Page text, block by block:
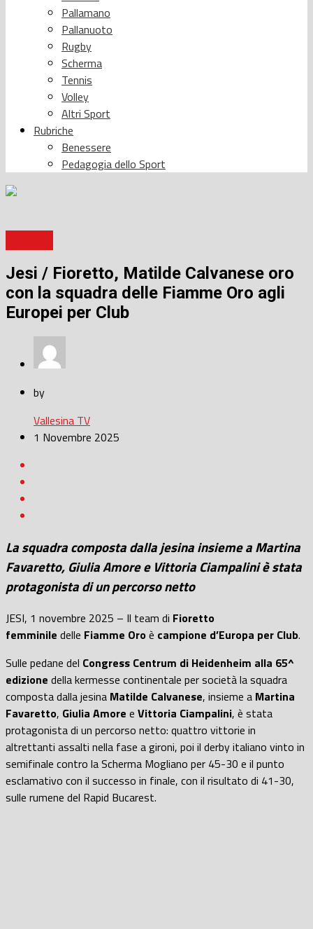
Pallamano
Pallanuoto
Rugby
Scherma
Tennis
Volley
Altri Sport
Rubriche
Benessere
Pedagogia dello Sport
Jesi / Fioretto, Matilde Calvanese oro
con la squadra delle Fiamme Oro agli
Europei per Club
by
Vallesina TV
1 Novembre 2025
La squadra composta dalla jesina insieme aMartina
Favaretto, Giulia AmoreeVittoria Ciampaliniè stata
protagonista di un percorso netto
JESI, 1 novembre 2025 – Il team di Fioretto
femminile delle Fiamme Oroè campione d’Europa per Club.
Sulle pedane del Congress Centrum di Heidenheim alla 65^
edizione della kermesse continentale per società la squadra
composta dalla jesina Matilde Calvanese, insieme a Martina
Favaretto, Giulia Amore e Vittoria Ciampalini, è stata
protagonista di un percorso netto: quattro vittorie in
altrettanti assalti nella fase a gironi, poi il derby italiano vinto in
semifinale contro la Scherma Mogliano per 45-30 e il punto
esclamativo con il successo in finale, con il risultato di 41-30,
sulle rumene del Rapid Bucarest.